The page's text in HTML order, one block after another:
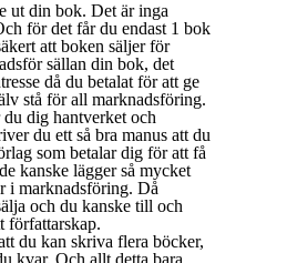
ut din bok. Det är inga
för det får du endast 1 bok
att boken säljer för
sällan din bok, det
då du betalat för att ge
stå för all marknadsföring.
dig hantverket och
du ett så bra manus att du
som betalar dig för att få
kanske lägger så mycket
i marknadsföring. Då
och du kanske till och
författarskap.
du kan skriva flera böcker,
kvar. Och allt detta bara